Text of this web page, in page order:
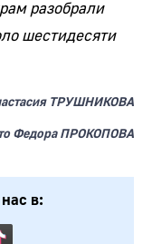
разобрали
шестидесяти
ТРУШНИКОВА
Федора ПРОКОПОВА
в: